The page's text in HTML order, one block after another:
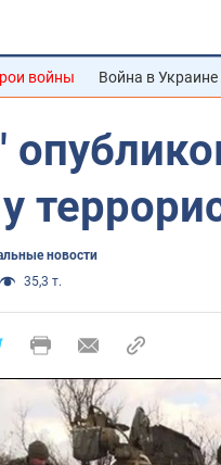
войны Война в Украине
новости
35,3 т.